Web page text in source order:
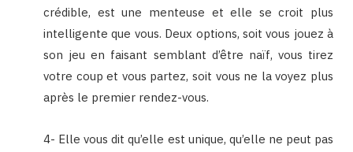
crédible, est une menteuse et elle se croit plus
intelligente que vous. Deux options, soit vous jouez à
son jeu en faisant semblant d’être naïf, vous tirez
votre coup et vous partez, soit vous ne la voyez plus
après le premier rendez-vous.
4- Elle vous dit qu’elle est unique, qu’elle ne peut pas